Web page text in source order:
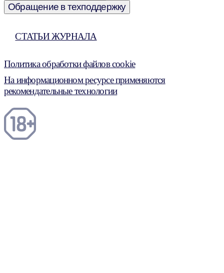
Обращение в техподдержку
СТАТЬИ ЖУРНАЛА
Политика обработки файлов cookie
На информационном ресурсе применяются
рекомендательные технологии